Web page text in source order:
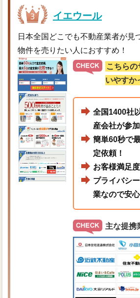
イエウール
日本全国どこでも不動産業者が見
物件を売りたい人におすすめ！
こちら
いやすか
全国1400社
産会社が参加
簡単60秒で
定依頼！
お客様満足
プライバシ
業なので安心
主な提携